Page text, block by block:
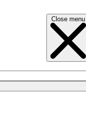
Close menu